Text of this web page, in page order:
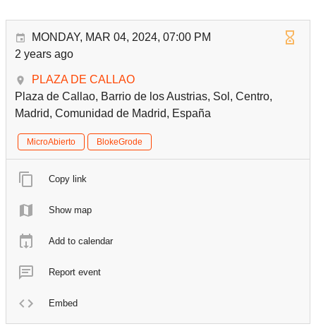
MONDAY, MAR 04, 2024, 07:00 PM
2 years ago
PLAZA DE CALLAO
Plaza de Callao, Barrio de los Austrias, Sol, Centro,
Madrid, Comunidad de Madrid, España
MicroAbierto BlokeGrode
Copy link
Show map
Add to calendar
Report event
Embed